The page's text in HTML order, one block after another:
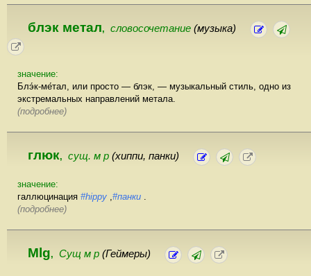
блэк метал, словосочетание (музыка)
значение:
Блэ́к-ме́тал, или просто — блэк, — музыкальный стиль, одно из
экстремальных направлений метала.
(подробнее)
глюк, сущ. м р (хиппи, панки)
значение:
галлюцинация #hippy ,#панки .
(подробнее)
Mlg, Сущ м р (Геймеры)